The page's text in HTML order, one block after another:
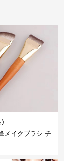
)
メイクブラシ チ